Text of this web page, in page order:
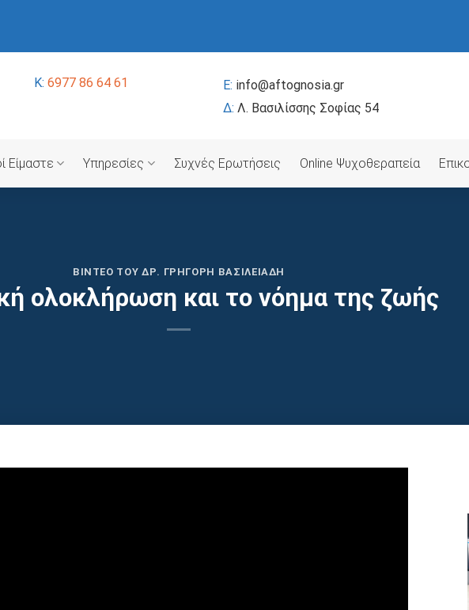
K: 6977 86 64 61 E: info@aftognosia.gr
Δ: Λ. Βασιλίσσης Σοφίας 54
Είμαστε Υπηρεσίες Συχνές Ερωτήσεις Online Ψυχοθεραπεία
ΒΊΝΤΕΟ ΤΟΥ ΔΡ. ΓΡΗΓΌΡΗ ΒΑΣΙΛΕΙΆΔΗ
ολοκλήρωση και το νόημα της ζωής